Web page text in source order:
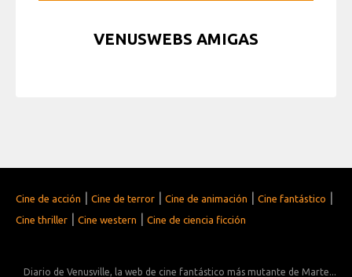
VENUSWEBS AMIGAS
Cine de acción | Cine de terror | Cine de animación | Cine fantástico |
Cine thriller | Cine western | Cine de ciencia ficción
Diario de Venusville, la web de cine fantástico más mutante de Marte...